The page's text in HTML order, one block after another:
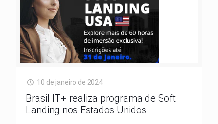
10 de janeiro de 2024
Brasil IT+ realiza programa de Soft
Landing nos Estados Unidos